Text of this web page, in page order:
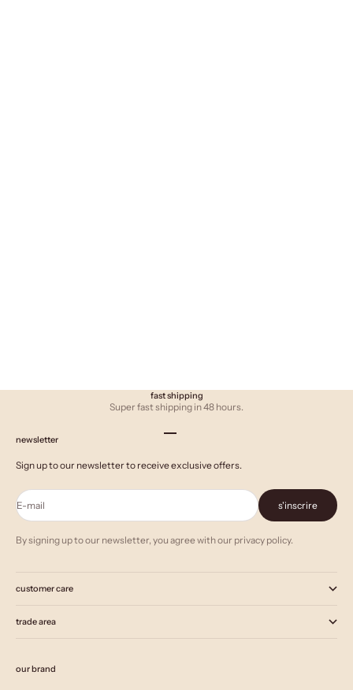
fast shipping
Super fast shipping in 48 hours.
newsletter
Sign up to our newsletter to receive exclusive offers.
E-mail s'inscrire
By signing up to our newsletter, you agree with our privacy policy.
customer care
trade area
our brand